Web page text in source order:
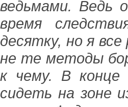
ведьмами. Ведь
время
десятку, но я
не те методы
к чему. В
сидеть на зоне